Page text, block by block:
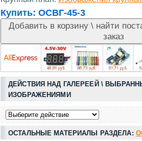
Купить: ОСВГ-45-3
ДЕЙСТВИЯ НАД ГАЛЕРЕЕЙ \
ИЗОБРАЖЕНИЯМИ
ОСТАЛЬНЫЕ МАТЕРИАЛЫ РАЗДЕЛА: